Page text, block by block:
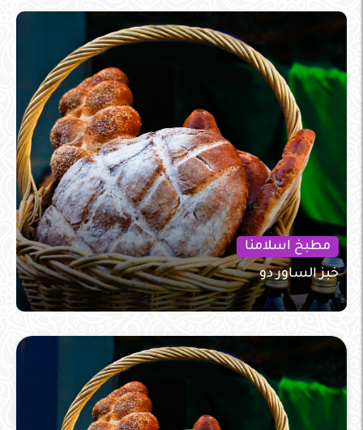
مطبخ اسلامنا
خبز الساور دو